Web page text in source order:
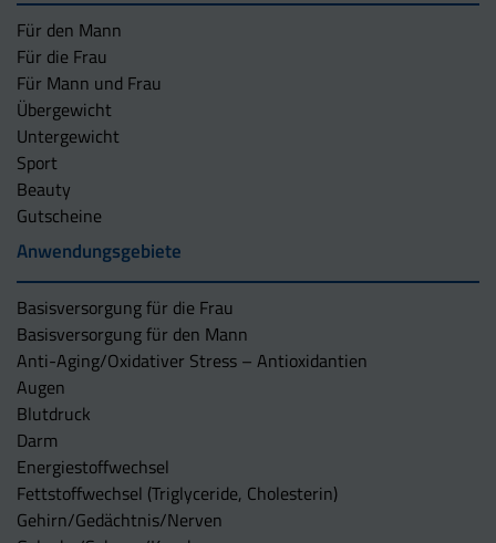
Für den Mann
Für die Frau
Für Mann und Frau
Übergewicht
Untergewicht
Sport
Beauty
Gutscheine
Anwendungsgebiete
Basisversorgung für die Frau
Basisversorgung für den Mann
Anti-Aging/Oxidativer Stress – Antioxidantien
Augen
Blutdruck
Darm
Energiestoffwechsel
Fettstoffwechsel (Triglyceride, Cholesterin)
Gehirn/Gedächtnis/Nerven